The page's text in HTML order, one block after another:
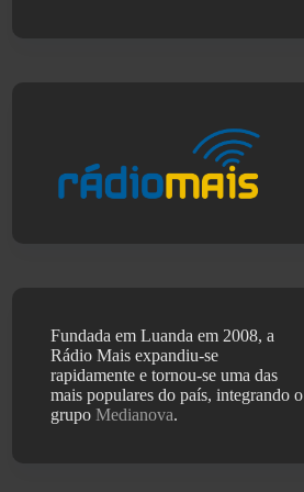
Fundada em Luanda em 2008, a
Rádio Mais expandiu-se
rapidamente e tornou-se uma das
mais populares do país, integrando o
grupoMedianova.